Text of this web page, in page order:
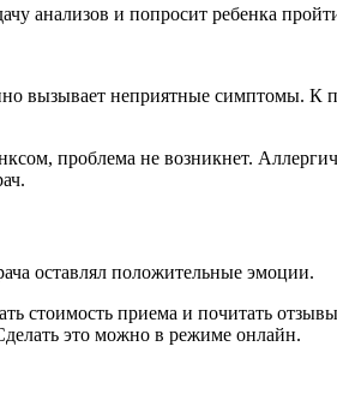
анализов и попросит ребенка
вызывает неприятные симптомы. К
проблема не возникнет.
оставлял положительные эмоции.
стоимость приема и почитать
это можно в режиме онлайн.